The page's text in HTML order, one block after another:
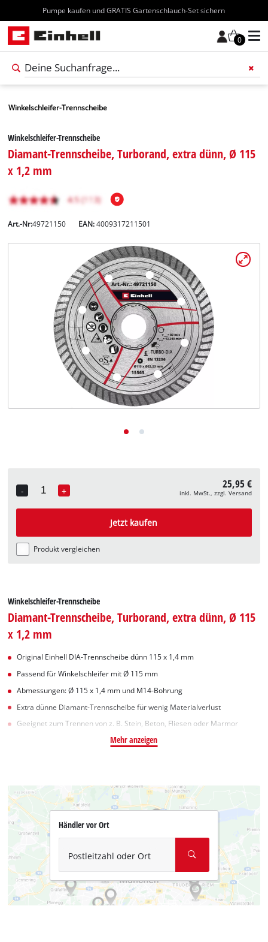
Kostenloser Versand ab 70€
0
Deutsch
English
Winkelschleifer-Trennscheibe
Winkelschleifer-Trennscheibe
Diamant-Trennscheibe, Turborand, extra dünn, Ø 115
x 1,2 mm
Art.-Nr:49721150 EAN:4009317211501
-
Quantity
+ 25,95 €
inkl. MwSt., zzgl. Versand
Jetzt kaufen
Produkt vergleichen
Winkelschleifer-Trennscheibe
Diamant-Trennscheibe, Turborand, extra dünn, Ø 115
x 1,2 mm
Original Einhell DIA-Trennscheibe dünn 115 x 1,4 mm
Passend für Winkelschleifer mit Ø 115 mm
Abmessungen: Ø 115 x 1,4 mm und M14-Bohrung
Extra dünne Diamant-Trennscheibe für wenig Materialverlust
Geeignet zum Trennen von z. B. Stein, Beton, Fliesen oder Marmor
Mehr anzeigen
Händler vor Ort
Postleitzahl oder Ort